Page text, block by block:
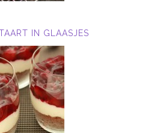
IN GLAASJES